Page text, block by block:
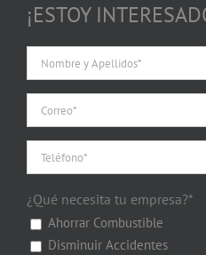
¡ESTOY
¿Qué necesita tu empresa?*
Ahorrar Combustible
Disminuir Accidentes